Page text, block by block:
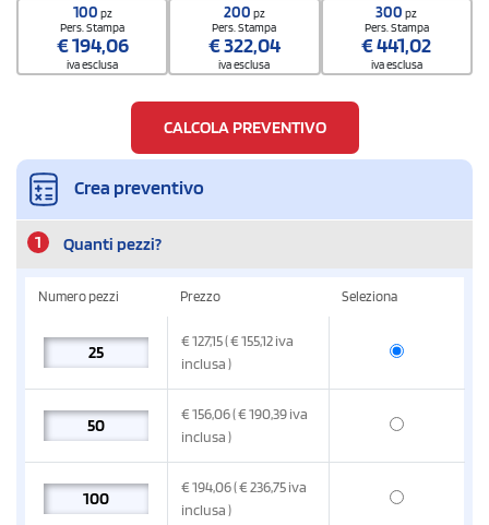
100 pz
Pers. Stampa
€194,06
iva esclusa
200 pz
Pers. Stampa
€322,04
iva esclusa
300pz
Pers. Stampa
€441,02
iva esclusa
CALCOLA PREVENTIVO
Crea preventivo
1 Quanti pezzi?
Numero pezzi Prezzo Seleziona
€127,15( € 155,12iva
inclusa)
€156,06( € 190,39iva
inclusa)
€194,06( € 236,75iva
inclusa)